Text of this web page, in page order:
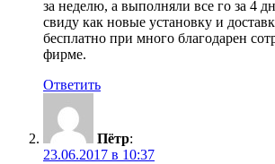
за неделю, а выполняли все го за 4
свиду как новые установку и
бесплатно при много благодарен
фирме.
Ответить
Пётр:
23.06.2017 в 10:37